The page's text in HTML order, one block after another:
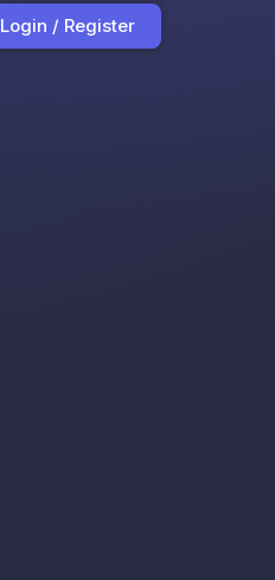
Login / Register